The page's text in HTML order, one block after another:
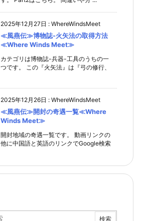
2025年12月27日 : WhereWindsMeet
≪風燕伝≫博物誌-火矢法の取得方法
≪Where Winds Meet≫
カテゴリは博物誌-兵器-工具のうちの一
つです。 この『火矢法』は『弓の修行、
2025年12月26日 : WhereWindsMeet
≪風燕伝≫開封の奇遇一覧≪Where
Winds Meet≫
開封地域の奇遇一覧です。 動画リンクの
他に中国語と英語のリンクでGoogle検索